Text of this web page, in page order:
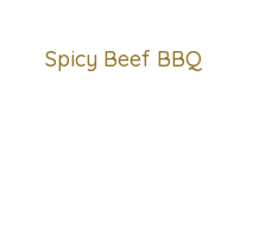
Spicy Beef BBQ